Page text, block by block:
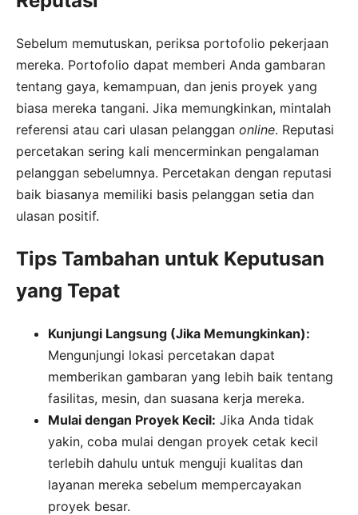
Sebelum memutuskan, periksa portofolio pekerjaan
mereka. Portofolio dapat memberi Anda gambaran
tentang gaya, kemampuan, dan jenis proyek yang
biasa mereka tangani. Jika memungkinkan, mintalah
referensi atau cari ulasan pelanggan online. Reputasi
percetakan sering kali mencerminkan pengalaman
pelanggan sebelumnya. Percetakan dengan reputasi
baik biasanya memiliki basis pelanggan setia dan
ulasan positif.
Tips Tambahan untuk Keputusan
yang Tepat
Kunjungi Langsung (Jika Memungkinkan):
Mengunjungi lokasi percetakan dapat
memberikan gambaran yang lebih baik tentang
fasilitas, mesin, dan suasana kerja mereka.
Mulai dengan Proyek Kecil: Jika Anda tidak
yakin, coba mulai dengan proyek cetak kecil
terlebih dahulu untuk menguji kualitas dan
layanan mereka sebelum mempercayakan
proyek besar.